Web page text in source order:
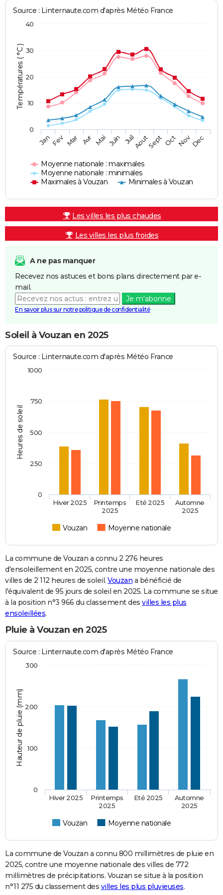
Températures ( °C )
Source : Linternaute.com d'après Météo France
Moyenne nationale : maximales
Moyenne nationale : minimales
Maximales à Vouzan
Minimales à Vouzan
JanFev Mar Avr Mai Juin JuilAoutSept OctNovDec
0
10
20
30
40
Les villes les plus chaudes
Les villes les plus froides
A ne pas manquer
Recevez nos astuces et bons plans directement par e-
mail.
Je m'abonne
En savoir plus sur notre politique de confidentialité
Soleil à Vouzan en 2025
Heures de soleil
Source : Linternaute.com d'après Météo France
Vouzan Moyenne nationale
Hiver 2025
Printemps
2025
Eté 2025
Automne
2025
0
1000
250
500
750
La commune de Vouzan a connu 2 276 heures
d'ensoleillement en 2025, contre une moyenne nationale des
villes de 2 112 heures de soleil. Vouzan a bénéficié de
l'équivalent de 95 jours de soleil en 2025. La commune se situe
à la position n°3 966 du classement des villes les plus
ensoleillées.
Pluie à Vouzan en 2025
Hauteur de pluie (mm)
Source : Linternaute.com d'après Météo France
Vouzan Moyenne nationale
Hiver 2025
Printemps
2025
Eté 2025
Automne
2025
0
100
200
300
La commune de Vouzan a connu 800 millimètres de pluie en
2025, contre une moyenne nationale des villes de 772
millimètres de précipitations. Vouzan se situe à la position
n°11 275 du classement des villes les plus pluvieuses.